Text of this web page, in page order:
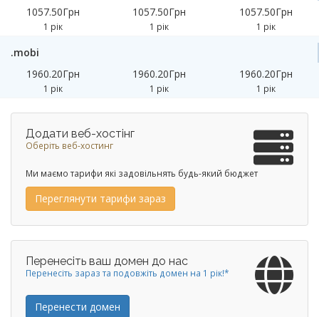
1057.50Грн
1 рік
1057.50Грн
1 рік
1057.50Грн
1 рік
.mobi
1960.20Грн
1 рік
1960.20Грн
1 рік
1960.20Грн
1 рік
Додати веб-хостінг
Оберіть веб-хостинг
Ми маємо тарифи які задовільнять будь-який бюджет
Переглянути тарифи зараз
Перенесіть ваш домен до нас
Перенесіть зараз та подовжіть домен на 1 рік!*
Перенести домен